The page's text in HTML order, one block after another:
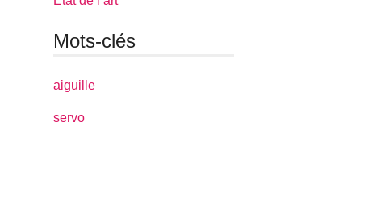
Mots-clés
aiguille
servo